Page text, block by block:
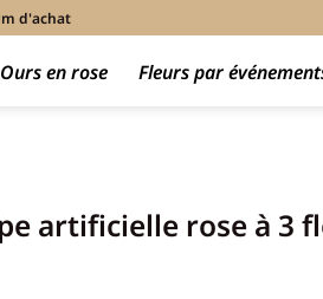
d'achat
Ours en rose Fleurs par
artificielle rose à 3